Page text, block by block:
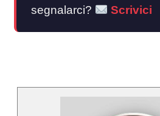
segnalarci?
Scrivici